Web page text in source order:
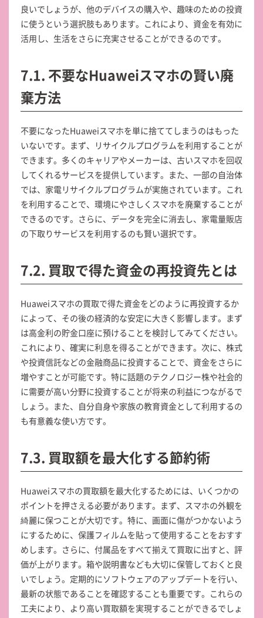
良いでしょうが、他のデバイスの購入や、趣味のための投資
に使うという選択肢もあります。これにより、資金を有効に
活用し、生活をさらに充実させることができるのです。
7.1. 不要なHuaweiスマホの賢い廃
棄方法
不要になったHuaweiスマホを単に捨ててしまうのはもった
いないです。まず、リサイクルプログラムを利用することが
できます。多くのキャリアやメーカーは、古いスマホを回収
してくれるサービスを提供しています。また、一部の自治体
では、家電リサイクルプログラムが実施されています。これ
を利用することで、環境にやさしくスマホを廃棄することが
できるのです。さらに、データを完全に消去し、家電量販店
の下取りサービスを利用するのも賢い選択です。
7.2. 買取で得た資金の再投資先とは
Huaweiスマホの買取で得た資金をどのように再投資するか
によって、その後の経済的な安定に大きく影響します。まず
は高金利の貯金口座に預けることを検討してみてください。
これにより、確実に利息を得ることができます。次に、株式
や投資信託などの金融商品に投資することで、資金をさらに
増やすことが可能です。特に話題のテクノロジー株や社会的
に需要が高い分野に投資することが将来の利益につながるで
しょう。また、自分自身や家族の教育資金として利用するの
も有意義な使い方です。
7.3. 買取額を最大化する節約術
Huaweiスマホの買取額を最大化するためには、いくつかの
ポイントを押さえる必要があります。まず、スマホの外観を
綺麗に保つことが大切です。特に、画面に傷がつかないよう
にするために、保護フィルムを貼って使用することをおすす
めします。さらに、付属品をすべて揃えて買取に出すと、評
価が上がります。箱や説明書なども大切に保管しておくと良
いでしょう。定期的にソフトウェアのアップデートを行い、
最新の状態であることを確認することも重要です。これらの
工夫により、より高い買取額を実現することができるでしょ